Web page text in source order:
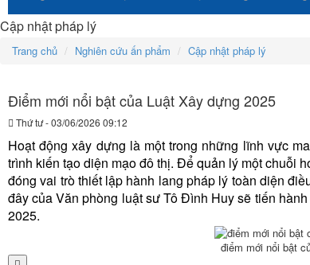
Cập nhật pháp lý
Trang chủ Nghiên cứu ấn phẩm Cập nhật pháp lý
Điểm mới nổi bật của Luật Xây dựng 2025
Thứ tư - 03/06/2026 09:12
Hoạt động xây dựng là một trong những lĩnh vực
trình kiến tạo diện mạo đô thị. Để quản lý một chuỗi
đóng vai trò thiết lập hành lang pháp lý toàn diện
đây của Văn phòng luật sư Tô Đình Huy sẽ tiến
2025.
điểm mới nổi bật